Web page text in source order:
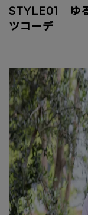
STYLE01 ゆ
ツコーデ